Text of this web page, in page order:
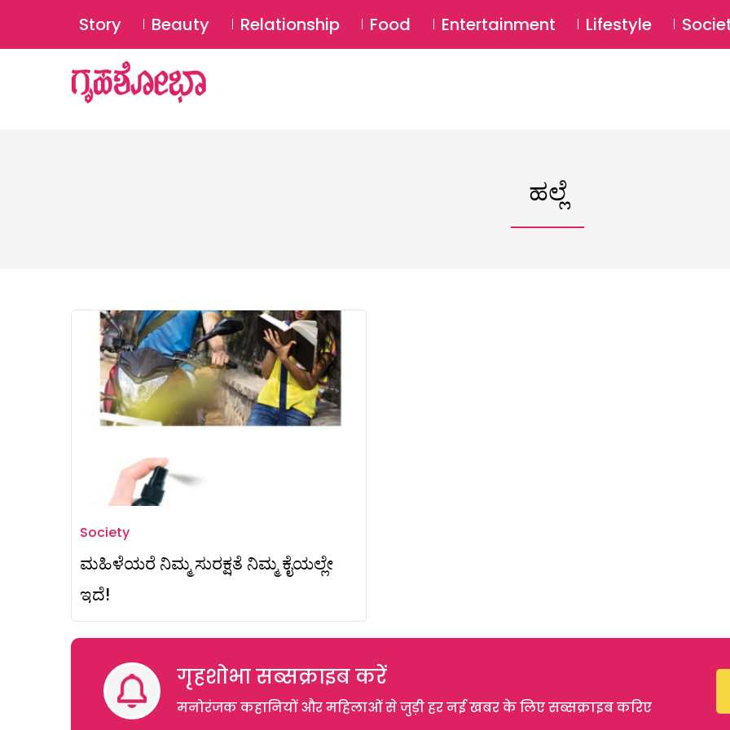
Story Beauty Relationship Food Entertainment Lifestyle
ಹಲ್ಲೆ
Society
ಮಹಿಳೆಯರೆ ನಿಮ್ಮ ಸುರಕ್ಷತೆ ನಿಮ್ಮ ಕೈಯಲ್ಲೇ
ಇದೆ!
गृहशोभा सब्सक्राइब करें
मनोरंजक कहानियों और महिलाओं से जुड़ी हर नई खबर के लिए सब्सक्राइब करिए